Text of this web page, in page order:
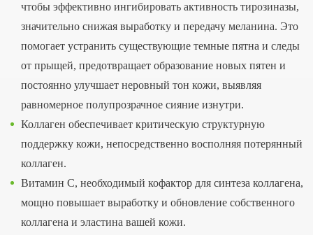
чтобы эффективно ингибировать активность тирозиназы,
значительно снижая выработку и передачу меланина. Это
помогает устранить существующие темные пятна и следы
от прыщей, предотвращает образование новых пятен и
постоянно улучшает неровный тон кожи, выявляя
равномерное полупрозрачное сияние изнутри.
Коллаген обеспечивает критическую структурную
поддержку кожи, непосредственно восполняя потерянный
коллаген.
Витамин С, необходимый кофактор для синтеза коллагена,
мощно повышает выработку и обновление собственного
коллагена и эластина вашей кожи.